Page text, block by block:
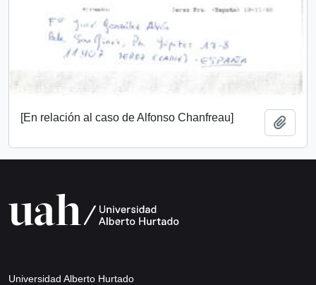
[En relación al caso de Alfonso Chanfreau]
Universidad Alberto Hurtado